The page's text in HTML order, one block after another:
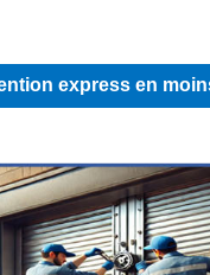
express en